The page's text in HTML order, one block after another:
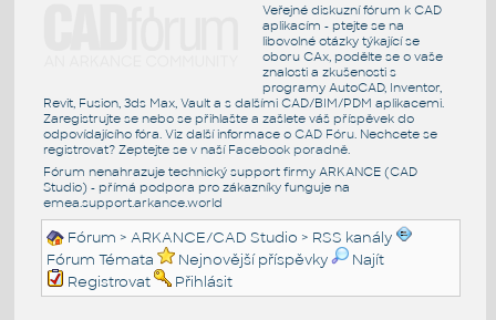
Veřejné diskuzní fórum k CAD
aplikacím - ptejte se na
libovolné otázky týkající se
oboru CAx, podělte se o vaše
znalosti a zkušenosti s
programy AutoCAD, Inventor,
Revit, Fusion, 3ds Max, Vault a s dalšími CAD/BIM/PDM aplikacemi.
Zaregistrujte se nebo se přihlašte a zašlete váš příspěvek do
odpovídajícího fóra. Viz další informace o CAD Fóru. Nechcete se
registrovat? Zeptejte se v naší Facebook poradně.
Fórum nenahrazuje technický support firmy ARKANCE (CAD
Studio) - přímá podpora pro zákazníky funguje na
emea.support.arkance.world
Fórum >ARKANCE/CAD Studio > RSS kanály
Fórum Témata
Nejnovější příspěvky
Najít
Registrovat
Přihlásit